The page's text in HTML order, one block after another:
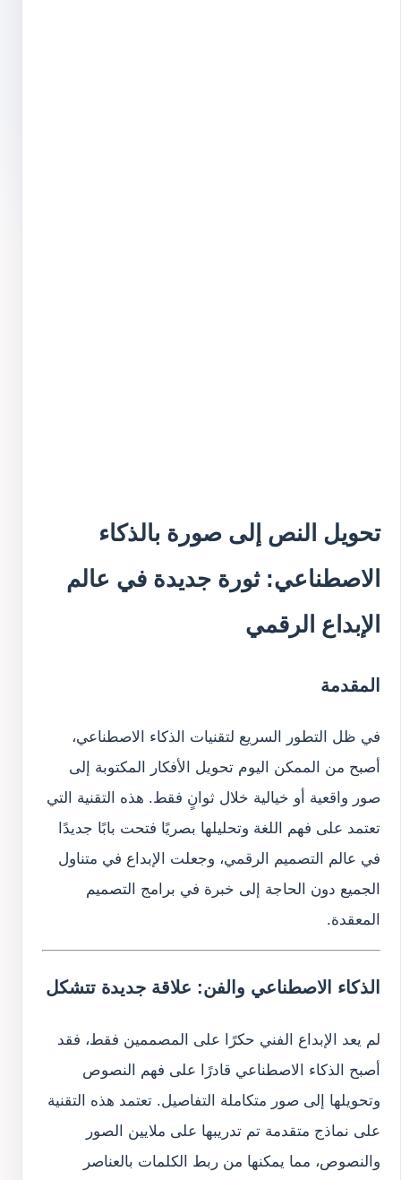
تحويل النص إلى صورة بالذكاء
الاصطناعي: ثورة جديدة في عالم
الإبداع الرقمي
المقدمة
في ظل التطور السريع لتقنيات الذكاء الاصطناعي،
أصبح من الممكن اليوم تحويل الأفكار المكتوبة إلى
صور واقعية أو خيالية خلال ثوانٍ فقط. هذه التقنية التي
تعتمد على فهم اللغة وتحليلها بصريًا فتحت بابًا جديدًا
في عالم التصميم الرقمي، وجعلت الإبداع في متناول
الجميع دون الحاجة إلى خبرة في برامج التصميم
المعقدة.
الذكاء الاصطناعي والفن: علاقة جديدة تتشكل
لم يعد الإبداع الفني حكرًا على المصممين فقط، فقد
أصبح الذكاء الاصطناعي قادرًا على فهم النصوص
وتحويلها إلى صور متكاملة التفاصيل. تعتمد هذه التقنية
على نماذج متقدمة تم تدريبها على ملايين الصور
والنصوص، مما يمكنها من ربط الكلمات بالعناصر